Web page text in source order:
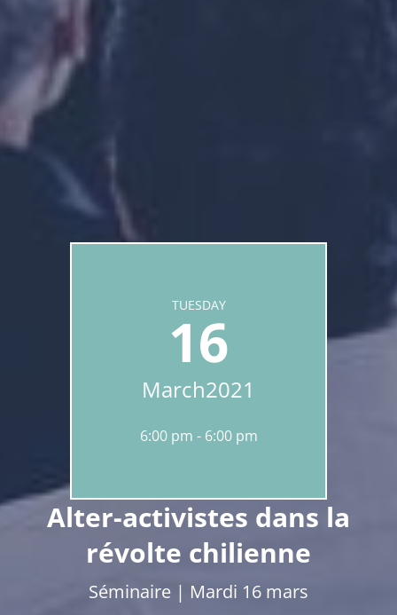
Alter-activistes dans la
révolte chilienne
Séminaire | Mardi 16 mars
TUESDAY
16
March2021
6:00 pm 6:00 pm